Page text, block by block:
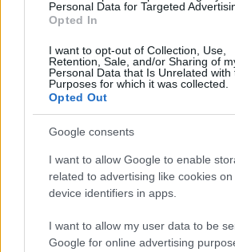
consent section.
Personal Data for Targeted
Opted In
I want to opt-out of Collection, Use,
Retention, Sale, and/or Sharing of
Personal Data that Is Unrelated with
Purposes for which it was collected.
Opted Out
Google consents
I want to allow Google to enable
related to advertising like cookies
device identifiers in apps.
I want to allow my user data to be
Google for online advertising
Lujo con carácter
Una joya para mujeres que no piden